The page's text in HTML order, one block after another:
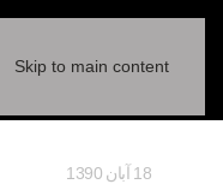
Skip to main content
18 آبان 1390